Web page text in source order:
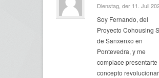
Dienstag, der 11. Juli
Soy Fernando, del
Proyecto Cohousing
de Sanxenxo en
Pontevedra, y me
complace presentarte
concepto